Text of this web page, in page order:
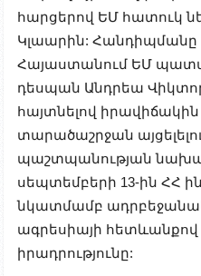
հարցերով ԵՄ հատուկ
Կլաարին: Հանդիպմանը
Հայաստանում ԵՄ
դեսպան Անդրեա
հայտնելով
տարածաշրջան
պաշտպանության
սեպտեմբերի 13-ին ՀՀ
նկատմամբ
ագրեսիայի
իրադրությունը: